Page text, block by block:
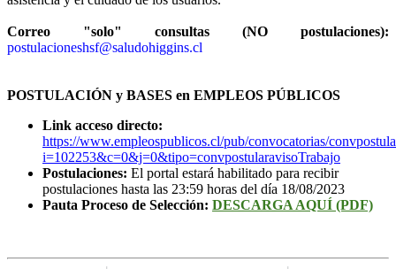
Correo "solo" consultas (NO postulaciones):
postulacioneshsf@saludohiggins.cl
POSTULACIÓN y BASES en EMPLEOS PÚBLICOS
Link acceso directo:
https://www.empleospublicos.cl/pub/convocatorias/
i=102253&c=0&j=0&tipo=convpostularavisoTrabajo
Postulaciones: El portal estará habilitado para recibir
postulaciones hasta las 23:59 horas del día 18/08/2023
Pauta Proceso de Selección: DESCARGA AQUÍ (PDF)